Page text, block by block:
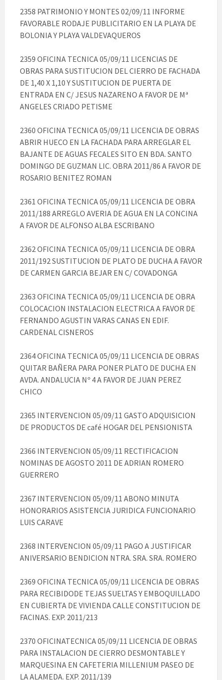
2358 PATRIMONIO Y MONTES 02/09/11 INFORME
FAVORABLE RODAJE PUBLICITARIO EN LA PLAYA DE
BOLONIA Y PLAYA VALDEVAQUEROS
2359 OFICINA TECNICA 05/09/11 LICENCIAS DE
OBRAS PARA SUSTITUCION DEL CIERRO DE FACHADA
DE 1,40 X 1,10 Y SUSTITUCION DE PUERTA DE
ENTRADA EN C/ JESUS NAZARENO A FAVOR DE Mª
ANGELES CRIADO PETISME
2360 OFICINA TECNICA 05/09/11 LICENCIA DE OBRAS
ABRIR HUECO EN LA FACHADA PARA ARREGLAR EL
BAJANTE DE AGUAS FECALES SITO EN BDA. SANTO
DOMINGO DE GUZMAN LIC. OBRA 2011/86 A FAVOR DE
ROSARIO BENITEZ ROMAN
2361 OFICINA TECNICA 05/09/11 LICENCIA DE OBRA
2011/188 ARREGLO AVERIA DE AGUA EN LA CONCINA
A FAVOR DE ALFONSO ALBA ESCRIBANO
2362 OFICINA TECNICA 05/09/11 LICENCIA DE OBRA
2011/192 SUSTITUCION DE PLATO DE DUCHA A FAVOR
DE CARMEN GARCIA BEJAR EN C/ COVADONGA
2363 OFICINA TECNICA 05/09/11 LICENCIA DE OBRA
COLOCACION INSTALACION ELECTRICA A FAVOR DE
FERNANDO AGUSTIN VARAS CANAS EN EDIF.
CARDENAL CISNEROS
2364 OFICINA TECNICA 05/09/11 LICENCIA DE OBRAS
QUITAR BAÑERA PARA PONER PLATO DE DUCHA EN
AVDA. ANDALUCIA Nº 4 A FAVOR DE JUAN PEREZ
CHICO
2365 INTERVENCION 05/09/11 GASTO ADQUISICION
DE PRODUCTOS DE café HOGAR DEL PENSIONISTA
2366 INTERVENCION 05/09/11 RECTIFICACION
NOMINAS DE AGOSTO 2011 DE ADRIAN ROMERO
GUERRERO
2367 INTERVENCION 05/09/11 ABONO MINUTA
HONORARIOS ASISTENCIA JURIDICA FUNCIONARIO
LUIS CARAVE
2368 INTERVENCION 05/09/11 PAGO A JUSTIFICAR
ANIVERSARIO BENDICION NTRA. SRA. SRA. ROMERO
2369 OFICINA TECNICA 05/09/11 LICENCIA DE OBRAS
PARA RECIBIDODE TEJAS SUELTAS Y EMBOQUILLADO
EN CUBIERTA DE VIVIENDA CALLE CONSTITUCION DE
FACINAS. EXP. 2011/213
2370 OFICINATECNICA 05/09/11 LICENCIA DE OBRAS
PARA INSTALACION DE CIERRO DESMONTABLE Y
MARQUESINA EN CAFETERIA MILLENIUM PASEO DE
LA ALAMEDA. EXP. 2011/139